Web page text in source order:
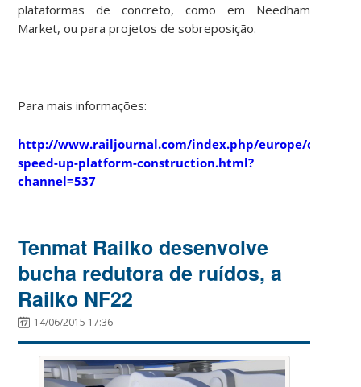
plataformas de concreto,como em
Needham
Market, ou para projetos de sobreposição.
Para mais informações:
http://www.railjournal.com/index.php/europe/
speed-up-platform-construction.html?
channel=537
Tenmat Railko desenvolve
bucha redutora de ruídos, a
Railko NF22
14/06/2015 17:36